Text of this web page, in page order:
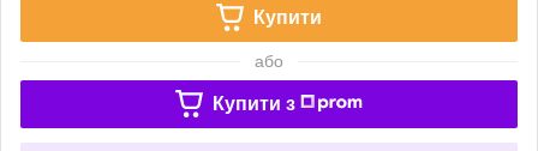
Купити
або
Купити з